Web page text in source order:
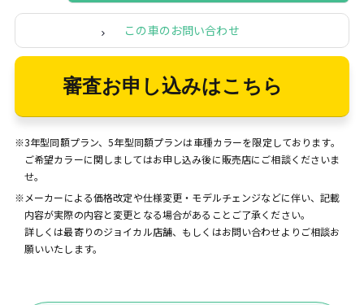
この車のお問い合わせ
審査お申し込みはこちら
※3年型同額プラン、5年型同額プランは車種カラーを限定しております。
ご希望カラーに関しましてはお申し込み後に販売店にご相談くださいま
せ。
※メーカーによる価格改定や仕様変更・モデルチェンジなどに伴い、記載
内容が実際の内容と変更となる場合があることご了承ください。
詳しくは最寄りのジョイカル店舗、もしくはお問い合わせよりご相談お
願いいたします。